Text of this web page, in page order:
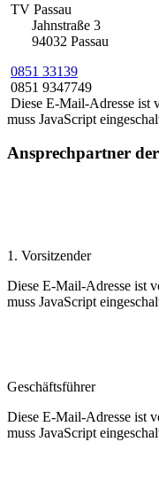
TV Passau
Jahnstraße 3
94032 Passau
0851 33139
0851 9347749
Diese E-Mail-Adresse ist
muss JavaScript
Ansprechpartner der
1. Vorsitzender
Diese E-Mail-Adresse ist
muss JavaScript
Geschäftsführer
Diese E-Mail-Adresse ist
muss JavaScript